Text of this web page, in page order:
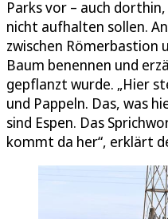
Parks vor – auch
nicht aufhalten sollen.
zwischen Römerbastion
Baum benennen und
gepflanzt wurde. „Hier
und Pappeln. Das, was
sind Espen. Das
kommt da her“, erklärt